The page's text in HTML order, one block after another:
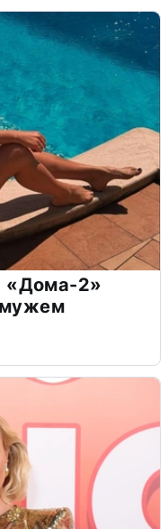
«Дома-2»
мужем